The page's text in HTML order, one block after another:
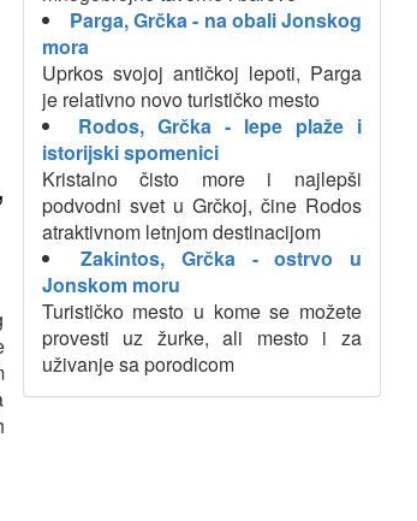
Parga, Grčka - na obali Jonskog
mora
Uprkos svojoj antičkoj lepoti, Parga
je relativno novo turističko mesto
Rodos, Grčka - lepe plaže i
istorijski spomenici
Kristalno čisto more i najlepši
podvodni svet u Grčkoj, čine Rodos
atraktivnom letnjom destinacijom
Zakintos, Grčka - ostrvo u
Jonskom moru
Turističko mesto u kome se možete
provesti uz žurke, ali mesto i za
uživanje sa porodicom